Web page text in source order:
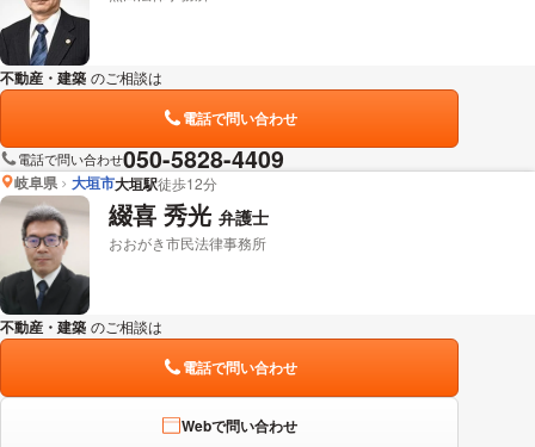
不動産・建築 のご相談は
電話で問い合わせ
電話で問い合わせ050-5828-4409
岐阜県 大垣市大垣駅徒歩12分
綴喜 秀光 弁護士
おおがき市民法律事務所
不動産・建築 のご相談は
電話で問い合わせ
Webで問い合わせ